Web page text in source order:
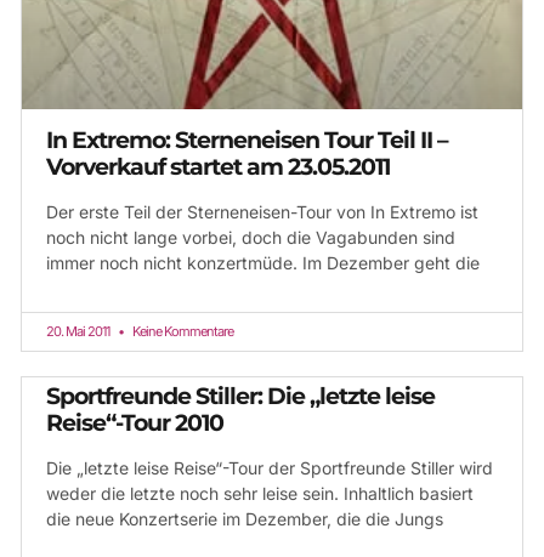
In Extremo: Sterneneisen Tour Teil II –
Vorverkauf startet am 23.05.2011
Der erste Teil der Sterneneisen-Tour von In Extremo ist
noch nicht lange vorbei, doch die Vagabunden sind
immer noch nicht konzertmüde. Im Dezember geht die
20. Mai 2011 Keine Kommentare
Sportfreunde Stiller: Die „letzte leise
Reise“-Tour 2010
Die „letzte leise Reise“-Tour der Sportfreunde Stiller wird
weder die letzte noch sehr leise sein. Inhaltlich basiert
die neue Konzertserie im Dezember, die die Jungs